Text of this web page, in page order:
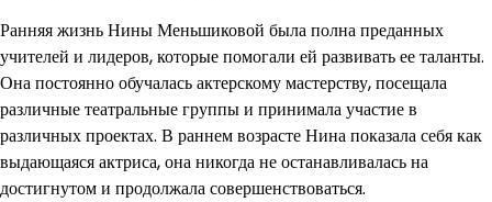
Ранняя жизнь Нины Меньшиковой была полна преданных
учителей и лидеров, которые помогали ей развивать ее таланты.
Она постоянно обучалась актерскому мастерству, посещала
различные театральные группы и принимала участие в
различных проектах. В раннем возрасте Нина показала себя как
выдающаяся актриса, она никогда не останавливалась на
достигнутом и продолжала совершенствоваться.